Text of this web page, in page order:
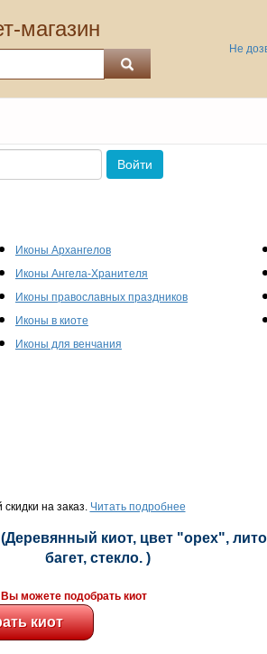
магазин
Не
Войти
Иконы Архангелов
Иконы Ангела-Хранителя
Иконы православных праздников
Иконы в киоте
Иконы для венчания
на заказ. Читать подробнее
киот, цвет "орех",
багет, стекло. )
можете подобрать киот